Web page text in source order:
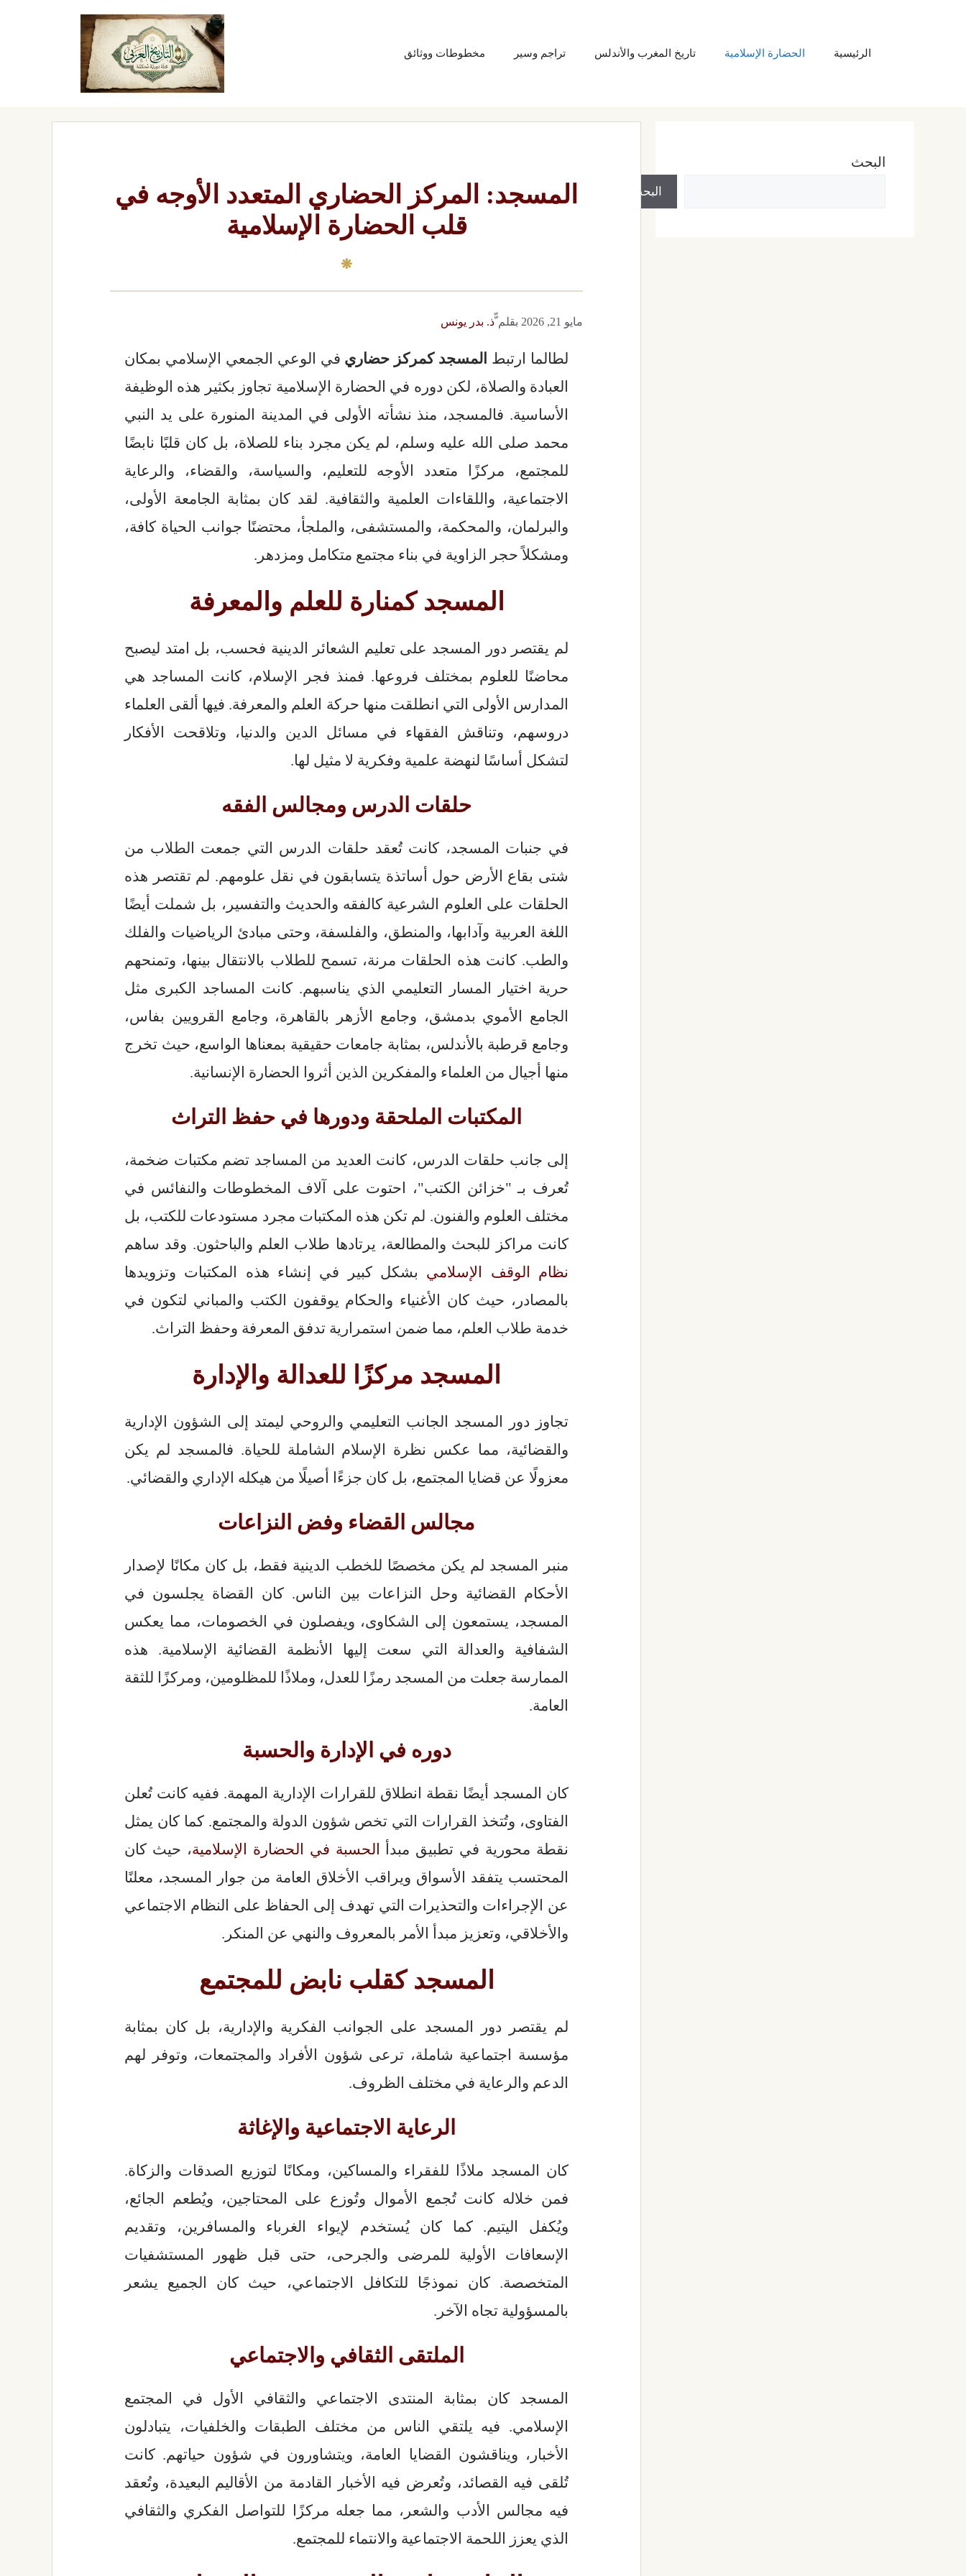
الرئيسية الحضارة الإسلامية تاريخ المغرب والأندلس تراجم وسير مخطوطات ووثائق
المسجد: المركز الحضاري المتعدد الأوجه في
قلب الحضارة الإسلامية
مايو 21, 2026 بقلمّّذ. بدر يونس
لطالما ارتبط المسجد كمركز حضاري في الوعي الجمعي الإسلامي بمكان
العبادة والصلاة، لكن دوره في الحضارة الإسلامية تجاوز بكثير هذه الوظيفة
الأساسية. فالمسجد، منذ نشأته الأولى في المدينة المنورة على يد النبي
محمد صلى الله عليه وسلم، لم يكن مجرد بناء للصلاة، بل كان قلبًا نابضًا
للمجتمع، مركزًا متعدد الأوجه للتعليم، والسياسة، والقضاء، والرعاية
الاجتماعية، واللقاءات العلمية والثقافية. لقد كان بمثابة الجامعة الأولى،
والبرلمان، والمحكمة، والمستشفى، والملجأ، محتضنًا جوانب الحياة كافة،
ومشكلاً حجر الزاوية في بناء مجتمع متكامل ومزدهر.
المسجد كمنارة للعلم والمعرفة
لم يقتصر دور المسجد على تعليم الشعائر الدينية فحسب، بل امتد ليصبح
محاضنًا للعلوم بمختلف فروعها. فمنذ فجر الإسلام، كانت المساجد هي
المدارس الأولى التي انطلقت منها حركة العلم والمعرفة. فيها ألقى العلماء
دروسهم، وتناقش الفقهاء في مسائل الدين والدنيا، وتلاقحت الأفكار
لتشكل أساسًا لنهضة علمية وفكرية لا مثيل لها.
حلقات الدرس ومجالس الفقه
في جنبات المسجد، كانت تُعقد حلقات الدرس التي جمعت الطلاب من
شتى بقاع الأرض حول أساتذة يتسابقون في نقل علومهم. لم تقتصر هذه
الحلقات على العلوم الشرعية كالفقه والحديث والتفسير، بل شملت أيضًا
اللغة العربية وآدابها، والمنطق، والفلسفة، وحتى مبادئ الرياضيات والفلك
والطب. كانت هذه الحلقات مرنة، تسمح للطلاب بالانتقال بينها، وتمنحهم
حرية اختيار المسار التعليمي الذي يناسبهم. كانت المساجد الكبرى مثل
الجامع الأموي بدمشق، وجامع الأزهر بالقاهرة، وجامع القرويين بفاس،
وجامع قرطبة بالأندلس، بمثابة جامعات حقيقية بمعناها الواسع، حيث تخرج
منها أجيال من العلماء والمفكرين الذين أثروا الحضارة الإنسانية.
المكتبات الملحقة ودورها في حفظ التراث
إلى جانب حلقات الدرس، كانت العديد من المساجد تضم مكتبات ضخمة،
تُعرف بـ "خزائن الكتب"، احتوت على آلاف المخطوطات والنفائس في
مختلف العلوم والفنون. لم تكن هذه المكتبات مجرد مستودعات للكتب، بل
كانت مراكز للبحث والمطالعة، يرتادها طلاب العلم والباحثون. وقد ساهم
نظام الوقف الإسلامي بشكل كبير في إنشاء هذه المكتبات وتزويدها
بالمصادر، حيث كان الأغنياء والحكام يوقفون الكتب والمباني لتكون في
خدمة طلاب العلم، مما ضمن استمرارية تدفق المعرفة وحفظ التراث.
المسجد مركزًا للعدالة والإدارة
تجاوز دور المسجد الجانب التعليمي والروحي ليمتد إلى الشؤون الإدارية
والقضائية، مما عكس نظرة الإسلام الشاملة للحياة. فالمسجد لم يكن
معزولًا عن قضايا المجتمع، بل كان جزءًا أصيلًا من هيكله الإداري والقضائي.
مجالس القضاء وفض النزاعات
منبر المسجد لم يكن مخصصًا للخطب الدينية فقط، بل كان مكانًا لإصدار
الأحكام القضائية وحل النزاعات بين الناس. كان القضاة يجلسون في
المسجد، يستمعون إلى الشكاوى، ويفصلون في الخصومات، مما يعكس
الشفافية والعدالة التي سعت إليها الأنظمة القضائية الإسلامية. هذه
الممارسة جعلت من المسجد رمزًا للعدل، وملاذًا للمظلومين، ومركزًا للثقة
العامة.
دوره في الإدارة والحسبة
كان المسجد أيضًا نقطة انطلاق للقرارات الإدارية المهمة. ففيه كانت تُعلن
الفتاوى، وتُتخذ القرارات التي تخص شؤون الدولة والمجتمع. كما كان يمثل
نقطة محورية في تطبيق مبدأ
الحسبة في الحضارة الإسلامية، حيث كان
المحتسب يتفقد الأسواق ويراقب الأخلاق العامة من جوار المسجد، معلنًا
عن الإجراءات والتحذيرات التي تهدف إلى الحفاظ على النظام الاجتماعي
والأخلاقي، وتعزيز مبدأ الأمر بالمعروف والنهي عن المنكر.
المسجد كقلب نابض للمجتمع
لم يقتصر دور المسجد على الجوانب الفكرية والإدارية، بل كان بمثابة
مؤسسة اجتماعية شاملة، ترعى شؤون الأفراد والمجتمعات، وتوفر لهم
الدعم والرعاية في مختلف الظروف.
الرعاية الاجتماعية والإغاثة
كان المسجد ملاذًا للفقراء والمساكين، ومكانًا لتوزيع الصدقات والزكاة.
فمن خلاله كانت تُجمع الأموال وتُوزع على المحتاجين، ويُطعم الجائع،
ويُكفل اليتيم. كما كان يُستخدم لإيواء الغرباء والمسافرين، وتقديم
الإسعافات الأولية للمرضى والجرحى، حتى قبل ظهور المستشفيات
المتخصصة. كان نموذجًا للتكافل الاجتماعي، حيث كان الجميع يشعر
بالمسؤولية تجاه الآخر.
الملتقى الثقافي والاجتماعي
المسجد كان بمثابة المنتدى الاجتماعي والثقافي الأول في المجتمع
الإسلامي. فيه يلتقي الناس من مختلف الطبقات والخلفيات، يتبادلون
الأخبار، ويناقشون القضايا العامة، ويتشاورون في شؤون حياتهم. كانت
تُلقى فيه القصائد، وتُعرض فيه الأخبار القادمة من الأقاليم البعيدة، وتُعقد
فيه مجالس الأدب والشعر، مما جعله مركزًا للتواصل الفكري والثقافي
الذي يعزز اللحمة الاجتماعية والانتماء للمجتمع.
البحث
البحث